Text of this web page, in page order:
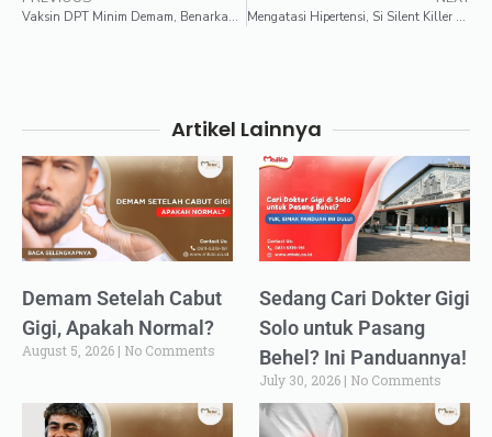
Vaksin DPT Minim Demam, Benarkah Efektif untuk Si Kecil? Mengatasi Hipertensi, Si Silent Killer yang Perlu Diwaspadai
Artikel Lainnya
Demam Setelah Cabut
Gigi, Apakah Normal?
August 5, 2026 No Comments
Sedang Cari Dokter Gigi
Solo untuk Pasang
Behel? Ini Panduannya!
July 30, 2026 No Comments